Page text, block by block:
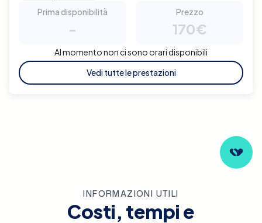
Prima disponibilità
-
Prezzo
170€
Al momento non ci sono orari disponibili
Vedi tutte le prestazioni
INFORMAZIONI UTILI
Costi, tempi e